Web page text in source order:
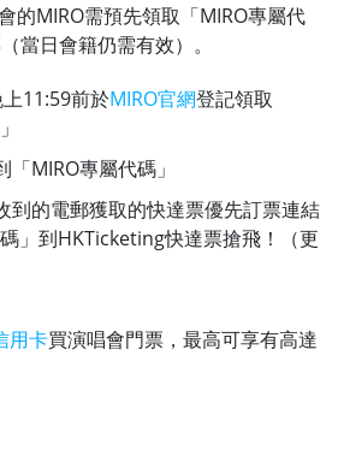
的MIRO需預先領取「MIRO專屬代
當日會籍仍需有效）。
11:59前於MIRO官網登記領取
MIRO專屬代碼」
到的電郵獲取的快達票優先訂票連結
」到HKTicketing快達票搶飛！（更
用卡買演唱會門票，最高可享有高達